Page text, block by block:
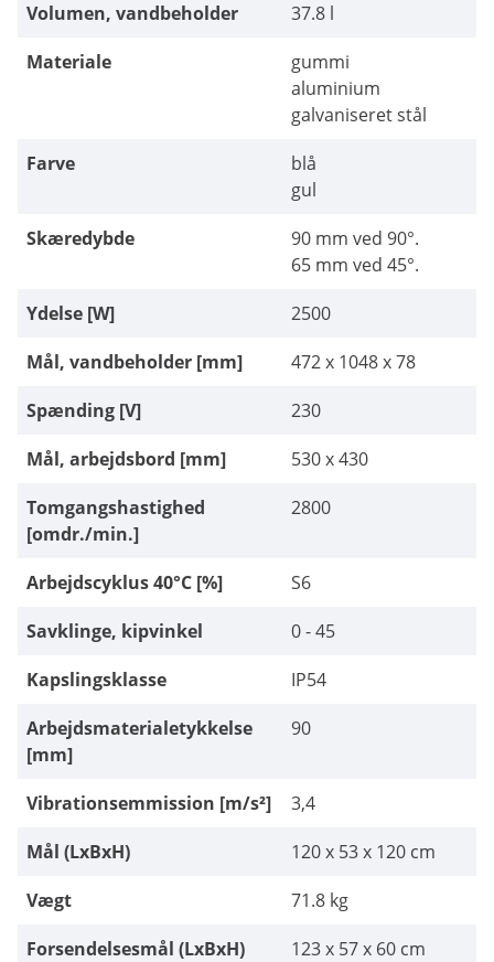
Volumen, vandbeholder
37.8 l
Materiale
gummi
aluminium
galvaniseret stål
Farve
blå
gul
Skæredybde
90 mm ved 90°.
65 mm ved 45°.
Ydelse [W]
2500
Mål, vandbeholder [mm]
472 x 1048 x 78
Spænding [V]
230
Mål, arbejdsbord [mm]
530 x 430
Tomgangshastighed
[omdr./min.]
2800
Arbejdscyklus 40°C [%]
S6
Savklinge, kipvinkel
0 - 45
Kapslingsklasse
IP54
Arbejdsmaterialetykkelse
[mm]
90
Vibrationsemmission [m/s²]
3,4
Mål (LxBxH)
120 x 53 x 120 cm
Vægt
71.8 kg
Forsendelsesmål (LxBxH)
123 x 57 x 60 cm